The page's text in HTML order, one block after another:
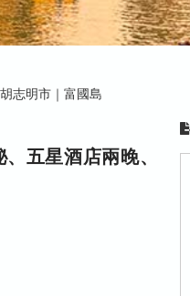
志明市｜富國島
五星酒店兩晚、